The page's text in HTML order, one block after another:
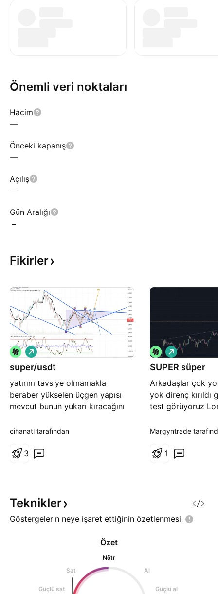
Önemli veri noktaları
Hacim
—
Önceki kapanış
—
Açılış
—
Gün Aralığı
–
Fikirler
super/usdt
yatırım tavsiye olmamakla
beraber yükselen üçgen yapısı
mevcut bunun yukarı kıracağını
A
l
ı
cihanatl tarafından
3
SUPER süper
Arkadaşlar çok
yok direnç kırıldı
test görüyoruz
ikinciye
A
l
ı
Margyntrade
1
Teknikler
Göstergelerin neye işaret ettiğinin özetlenmesi.
Özet
Nötr
Sat
Al
Güçlü sat Güçlü al